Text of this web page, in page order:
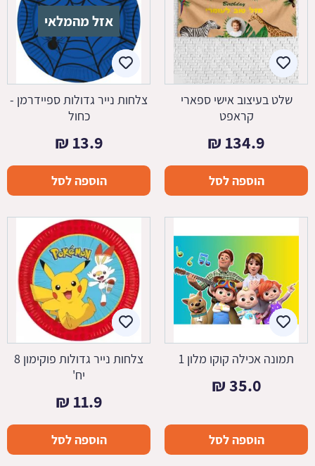
שלט בעיצוב אישי ספארי
קראפט
134.9
₪
הוספה לסל
אזל מהמלאי
צלחות נייר גדולות ספיידרמן -
כחול
13.9
₪
הוספה לסל
תמונה אכילה קוקו מלון 1
35.0
₪
הוספה לסל
צלחות נייר גדולות פוקימון 8
יח'
11.9
₪
הוספה לסל